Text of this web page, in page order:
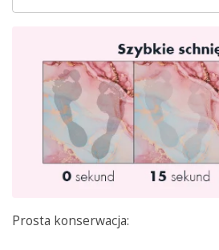
Prosta konserwacja: